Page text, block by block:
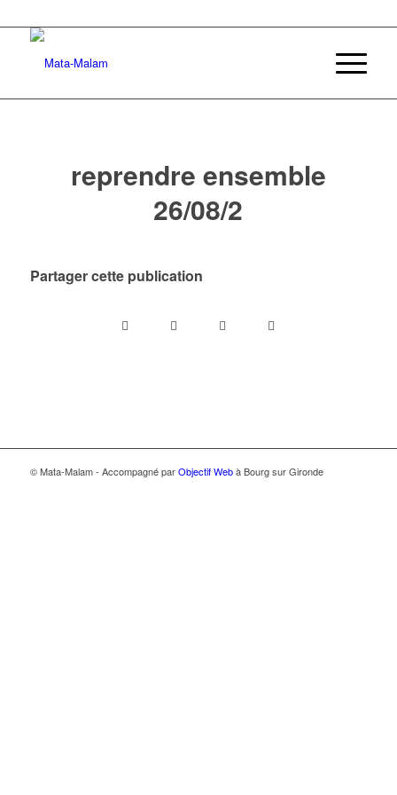
reprendre ensemble
26/08/2
Partager cette publication
© Mata-Malam - Accompagné parObjectif Webà Bourg sur Gironde